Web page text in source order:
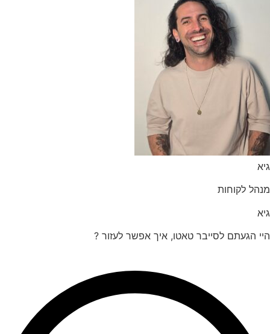
לקוחות
הגעתם לסייבר טאטו, איך אפשר לעזור ?